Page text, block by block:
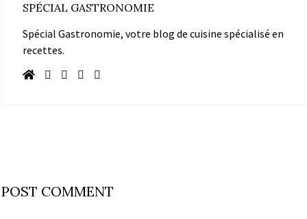
SPÉCIAL GASTRONOMIE
Spécial Gastronomie, votre blog de cuisine spécialisé en
recettes.
POST COMMENT